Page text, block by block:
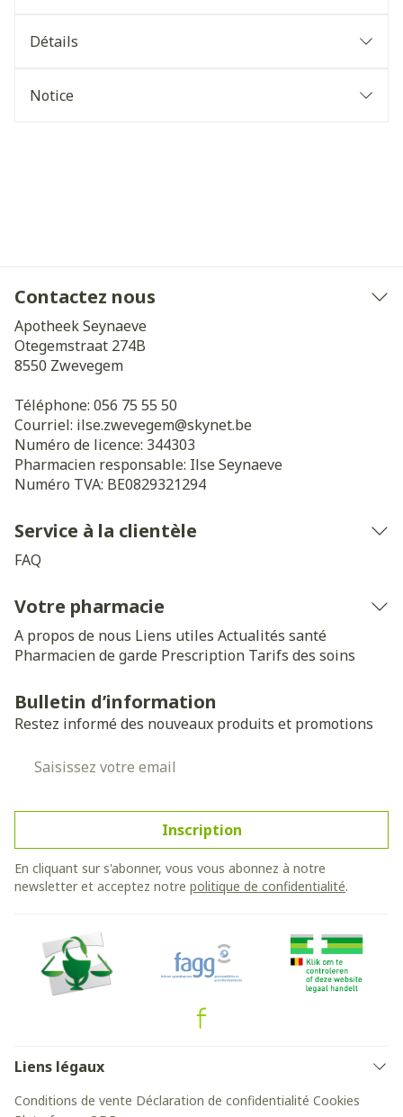
Détails
Notice
Contactez nous
Apotheek Seynaeve
Otegemstraat 274B
8550 Zwevegem
Téléphone: 056 75 55 50
Courriel: ilse.zwevegem@skynet.be
Numéro de licence: 344303
Pharmacien responsable: Ilse Seynaeve
Numéro TVA: BE0829321294
Service à la clientèle
FAQ
Votre pharmacie
A propos de nous Liens utiles Actualités santé
Pharmacien de garde Prescription Tarifs des soins
Bulletin d’information
Restez informé des nouveaux produits et promotions
Inscription
En cliquant sur s'abonner, vous vous abonnez à notre
newsletter et acceptez notre politique de confidentialité.
Liens légaux
Conditions de vente Déclaration de confidentialité Cookies